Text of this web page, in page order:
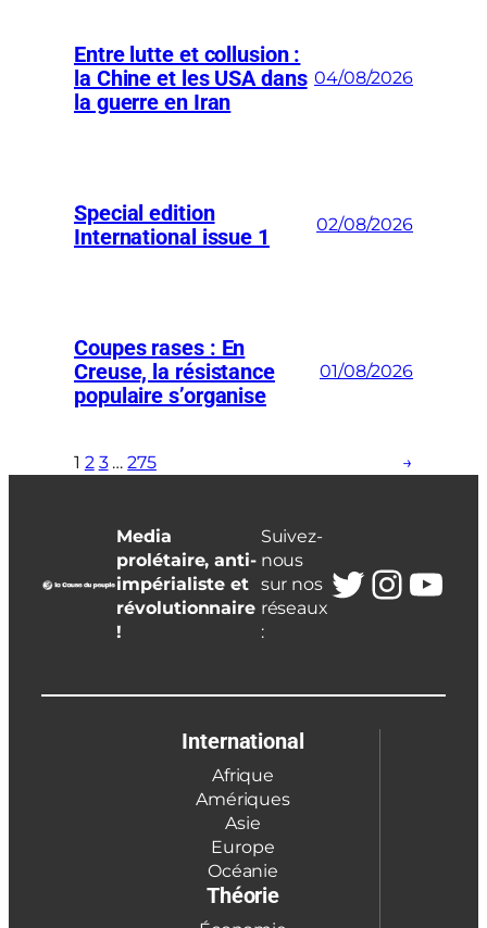
Entre lutte et collusion :
la Chine et les USA dans
la guerre en Iran
04/08/2026
Special edition
International issue 1
02/08/2026
Coupes rases : En
Creuse, la résistance
populaire s’organise
01/08/2026
1 2 3 … 275 →
Media
prolétaire, anti-
impérialiste et
révolutionnaire
!
Suivez-
nous
sur nos
réseaux
:
Twitter
International
Afrique
Amériques
Asie
Europe
Océanie
Théorie